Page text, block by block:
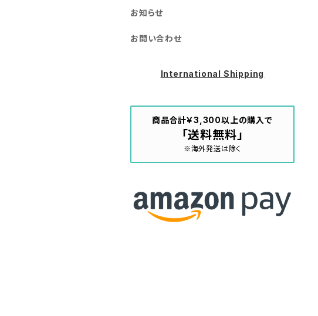
お知らせ
お問い合わせ
International Shipping
商品合計￥3,300以上の購入で
「送料無料」
※海外発送は除く